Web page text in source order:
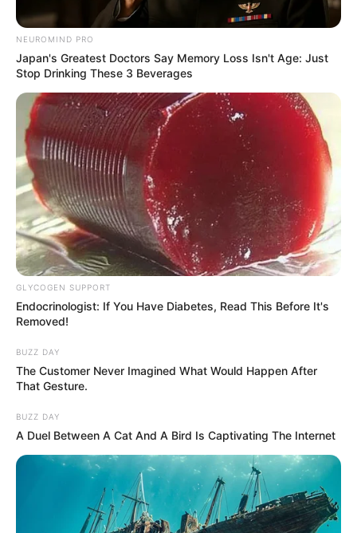
NEUROMIND PRO
Japan's Greatest Doctors Say Memory Loss Isn't Age: Just
Stop Drinking These 3 Beverages
GLYCOGEN SUPPORT
Endocrinologist: If You Have Diabetes, Read This Before It's
Removed!
BUZZ DAY
The Customer Never Imagined What Would Happen After
That Gesture.
BUZZ DAY
A Duel Between A Cat And A Bird Is Captivating The Internet